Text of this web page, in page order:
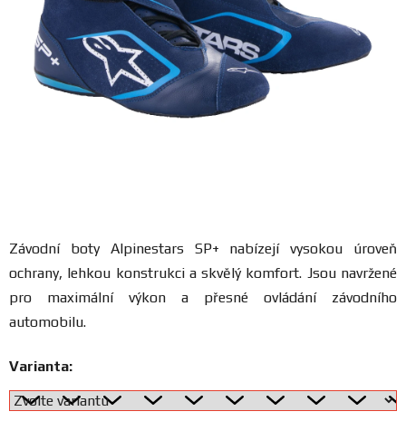
FANOUŠCI
Profil
firmy
Blog
Ceníky
katalogy
Závodní boty Alpinestars SP+ nabízejí vysokou úroveň
ochrany, lehkou konstrukci a skvělý komfort. Jsou navržené
pro maximální výkon a přesné ovládání závodního
automobilu.
Varianta: